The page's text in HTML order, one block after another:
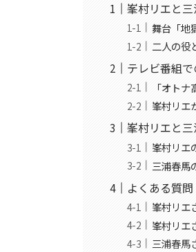
峯村リエと
舞台「地
二人の役
テレビ番組
「オト
峯村リエ
峯村リエと
峯村リエ
三浦春馬
よくある質問
峯村リエ
峯村リエ
三浦春馬